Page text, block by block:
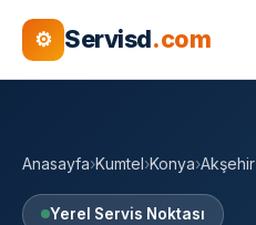
⚙ Servisd.com
Anasayfa›Kumtel›Konya›Akşehir
Yerel Servis Noktası